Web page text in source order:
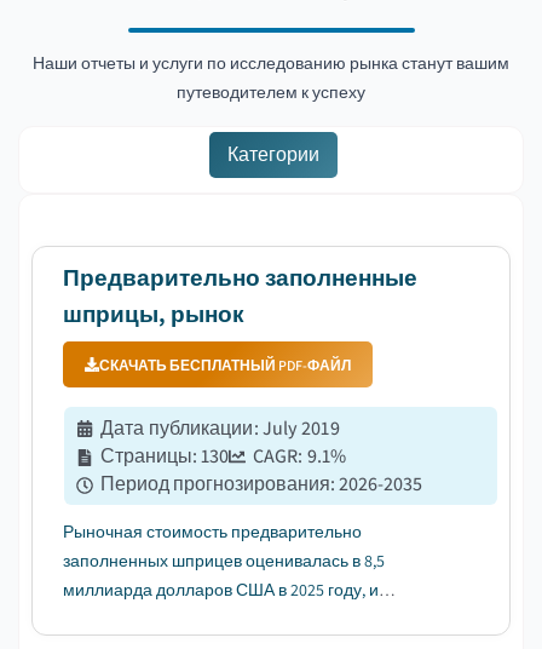
Наши отчеты и услуги по исследованию рынка станут вашим
путеводителем к успеху
Категории
Предварительно заполненные
шприцы, рынок
СКАЧАТЬ БЕСПЛАТНЫЙ PDF-ФАЙЛ
Дата публикации:July 2019
Страницы:130 CAGR: 9.1%
Период прогнозирования:2026-2035
Рыночная стоимость предварительно
заполненных шприцев оценивалась в 8,5
миллиарда долларов США в 2025 году, и